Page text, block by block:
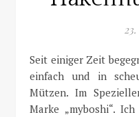
Seit einiger Zeit begegnen einem an jeder Ecke diese
einfach und in
Mützen. Im
Marke „myboshi“.